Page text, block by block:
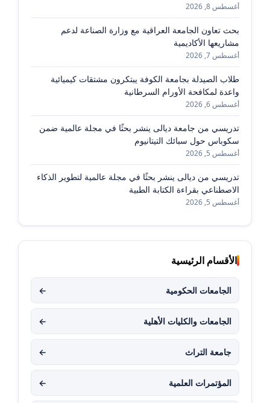
أغسطس 8, 2026
بحث تعاون الجامعة العراقية مع وزارة الصناعة لدعم
مشاريعها الأكاديمية
أغسطس 7, 2026
طلاب الصيدلة بجامعة الكوفة يبتكرون مشتقات كيميائية
واعدة لمكافحة الأورام السرطانية
أغسطس 6, 2026
تدريسي من جامعة ديالى ينشر بحثًا في مجلة عالمية ضمن
سكوباس حول سبائك التيتانيوم
أغسطس 5, 2026
تدريسي من ديالى ينشر بحثًا في مجلة عالمية لتطوير الذكاء
الاصطناعي بقراءة الكتابة الطبية
أغسطس 5, 2026
الأقسام الرئيسية
الجامعات الحكومية ←
الجامعات والكليات الأهلية ←
جامعة التراث ←
المؤتمرات العلمية ←